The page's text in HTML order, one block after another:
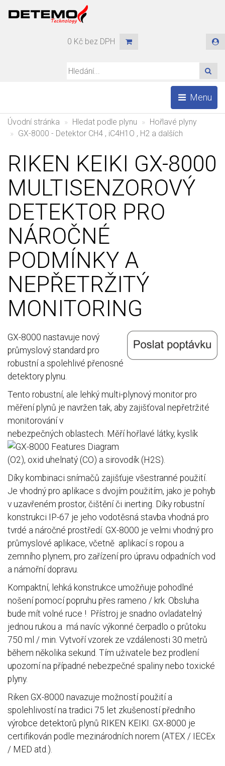
0 Kč bez DPH
Menu
Úvodní stránka Hledat podle plynu
Hořlavé plyny
GX-8000 - Detektor CH4 , iC4H1O , H2 a dalších
RIKEN KEIKI GX-8000
MULTISENZOROVÝ
DETEKTOR PRO
NÁROČNÉ
PODMÍNKY A
NEPŘETRŽITÝ
MONITORING
GX-8000 nastavuje nový
průmyslový standard pro
robustní a spolehlivé přenosné
detektory plynu.
Tento robustní, ale lehký multi-plynový monitor pro
měření plynů je navržen tak, aby zajišťoval nepřetržité
monitorování v
nebezpečných oblastech. Měří hořlavé látky, kyslík
(O2), oxid uhelnatý (CO) a sirovodík (H2S).
Díky kombinaci snímačů zajišťuje všestranné použití.
Je vhodný pro aplikace s dvojím použitím, jako je pohyb
v uzavřeném prostor, čištění či inerting. Díky robustní
konstrukci IP-67 je jeho vodotěsná stavba vhodná pro
tvrdé a náročné prostředí. GX-8000 je velmi vhodný pro
průmyslové aplikace, včetně aplikací s ropou a
zemního plynem, pro zařízení pro úpravu odpadních vod
a námořní dopravu.
Kompaktní, lehká konstrukce umožňuje pohodlné
nošení pomocí popruhu přes rameno / krk. Obsluha
bude mít volné ruce ! Přístroj je snadno ovladatelný
jednou rukou a má navíc výkonné čerpadlo o průtoku
750 ml / min. Vytvoří vzorek ze vzdálenosti 30 metrů
během několika sekund. Tím uživatele bez prodlení
upozorní na případné nebezpečné spaliny nebo toxické
plyny.
Riken GX-8000 navazuje možností použití a
spolehlivostí na tradici 75 let zkušeností předního
výrobce detektorů plynů RIKEN KEIKI. GX-8000 je
certifikován podle mezinárodních norem (ATEX / IECEx
/ MED atd.).